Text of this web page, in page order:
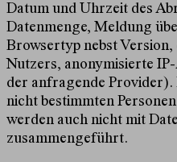
Datum und Uhrzeit des
Datenmenge, Meldung
Browsertyp nebst Version,
Nutzers, anonymisierte
der anfragende Provider).
nicht bestimmten
werden auch nicht mit
zusammengeführt.